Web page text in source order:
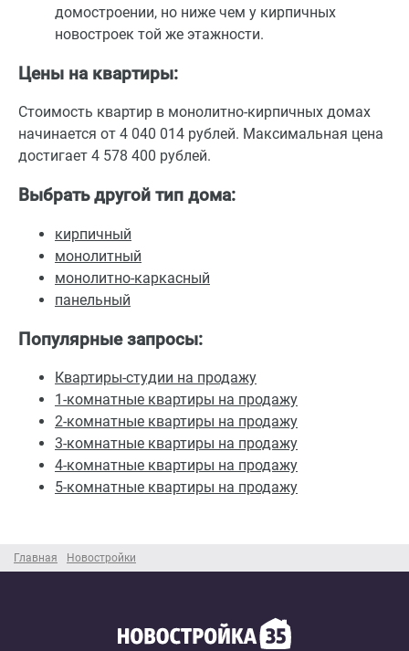
Главная Новостройки
домостроении, но ниже чем у кирпичных
новостроек той же этажности.
Цены на квартиры:
Стоимость квартир в монолитно-кирпичных домах
начинается от 4 040 014 рублей. Максимальная цена
достигает 4 578 400 рублей.
Выбрать другой тип дома:
кирпичный
монолитный
монолитно-каркасный
панельный
Популярные запросы:
Квартиры-студии на продажу
1-комнатные квартиры на продажу
2-комнатные квартиры на продажу
3-комнатные квартиры на продажу
4-комнатные квартиры на продажу
5-комнатные квартиры на продажу